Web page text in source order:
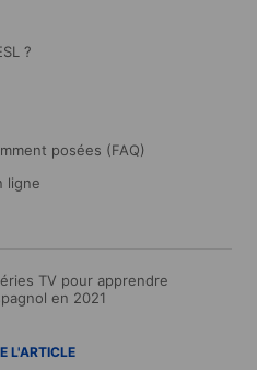
?
posées (FAQ)
ligne
TV pour apprendre
en 2021
L'ARTICLE